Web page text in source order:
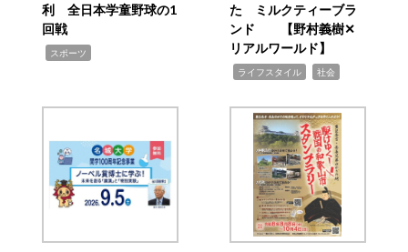
利 全日本学童野球の1
回戦
スポーツ
た ミルクティーブラ
ンド 【野村義樹✕
リアルワールド】
ライフスタイル 社会